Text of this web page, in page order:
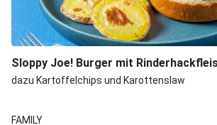
Sloppy Joe! Burger mit
dazu Kartoffelchips und Karottenslaw
FAMILY